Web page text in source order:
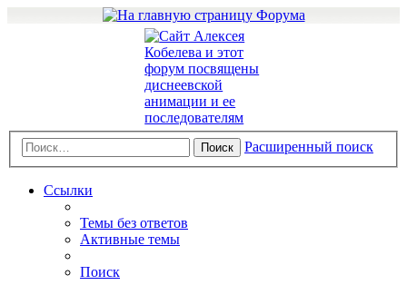
Поиск Расширенный поиск
Ссылки
Темы без ответов
Активные темы
Поиск